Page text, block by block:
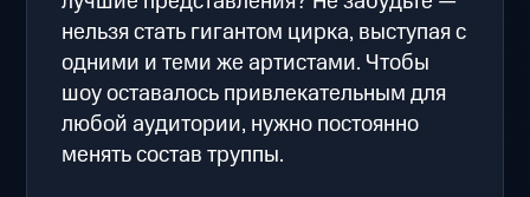
нельзя стать гигантом цирка, выступая с
одними и теми же артистами. Чтобы
шоу оставалось привлекательным для
любой аудитории, нужно постоянно
менять состав труппы.